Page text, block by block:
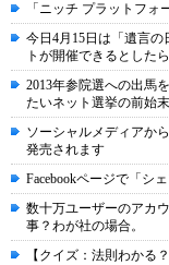
「ニッチ プラットフ
今日4月15日は「遺言
トが開催できるとした
2013年参院選への出馬
たいネット選挙の前始末
ソーシャルメディアか
発売されます
Facebookページで「シ
数十万ユーザーのアカ
事？わが社の場合。
【クイズ：法則わかる